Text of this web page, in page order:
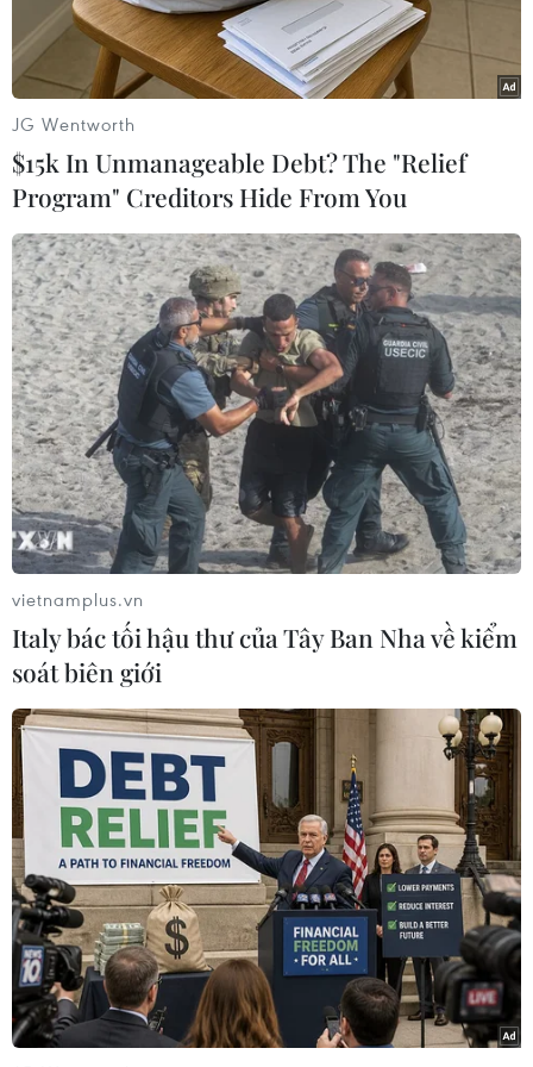
Các đại biểu thực hiện nghi lễ đóng điện. (Ảnh: Nguyễn
Thanh/TTXVN)
Ngày 22/6, tại xã Vĩnh Tân, huyện Tuy Phong,
tỉnh Bình Thuận, Tổng Công ty Phát điện 3 thuộc
Tập đoàn Điện lực Việt Nam đã tổ chức phát
điện thương mại Nhà máy điện Mặt Trời Vĩnh
Tân 2, có công suất lắp đặt 42,65 MWp với tổng
mức đầu tư 986 tỷ đồng.
Nhà máy được xây dựng tại khu vực phía Tây
bãi xỉ của Nhà máy nhiệt điện Vĩnh Tân 2 với
diện tích 49ha thuộc xã Vĩnh Tân, huyện Tuy
Phong, tỉnh Bình Thuận.
Nhà máy được đấu nối với lưới điện 110 kV
thông qua trạm biến áp 22/110kV để kết nối vào
đường dây 110kV Tuy Phong-Ninh Phước.
[Khánh thành hai nhà máy điện năng lượng
Mặt Trời tại Tây Ninh]
Dự kiến, sản lượng điện mỗi năm của Nhà máy
điện Mặt Trời Vĩnh Tân 2 cung cấp cho Hệ thống
JG Wentworth
$15k In Unmanageable Debt? The "Relief
Program" Creditors Hide From You
vietnamplus.vn
Italy bác tối hậu thư của Tây Ban Nha về kiểm
soát biên giới